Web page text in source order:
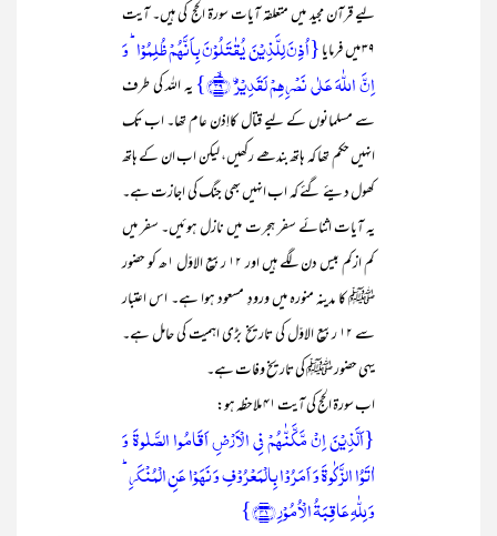
لیے قرآن مجید میں متعلقہ آیات سورۃ الحج کی ہیں۔ آیت
۳۹ میں فرمایا
{اُذِنَ لِلَّذِیۡنَ یُقٰتَلُوۡنَ بِاَنَّہُمۡ ظُلِمُوۡا ؕ وَ
اِنَّ اللّٰہَ عَلٰی نَصۡرِہِمۡ لَقَدِیۡرُۨ ﴿ۙ۳۹﴾}
یہ اللہ کی طرف
سے مسلمانوں کے لیے قتال کااِذن عام تھا۔ اب تک
انہیں حکم تھا کہ ہاتھ بندھے رکھیں، لیکن اب ان کے ہاتھ
کھول دیئے گئے کہ اب انہیں بھی جنگ کی اجازت ہے۔
یہ آیات اثنائے سفر ہجرت میں نازل ہوئیں۔ سفر میں
کم ازکم بیس دن لگے ہیں اور ۱۲ ربیع الاوّل ۱ھ کو حضور
ﷺ کا مدینہ منورہ میں ورودِ مسعود ہوا ہے۔ اس اعتبار
سے ۱۲ ربیع الاوّل کی تاریخ بڑی اہمیت کی حامل ہے۔
یہی حضور ﷺ کی تاریخ وفات ہے۔
اب سورۃ الحج کی آیت ۴۱ ملاحظہ ہو:
{اَلَّذِیۡنَ اِنۡ مَّکَّنّٰہُمۡ فِی الۡاَرۡضِ اَقَامُوا الصَّلٰوۃَ وَ
اٰتَوُا الزَّکٰوۃَ وَ اَمَرُوۡا بِالۡمَعۡرُوۡفِ وَ نَہَوۡا عَنِ الۡمُنۡکَرِ ؕ
وَ لِلّٰہِ عَاقِبَۃُ الۡاُمُوۡرِ ﴿۴۱﴾}